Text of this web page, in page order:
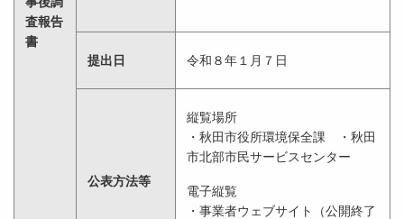
査報告
書
提出日 令和８年１月７日
公表方法等
縦覧場所
・秋田市役所環境保全課 ・秋田
市北部市民サービスセンター
電子縦覧
・事業者ウェブサイト（公開終了